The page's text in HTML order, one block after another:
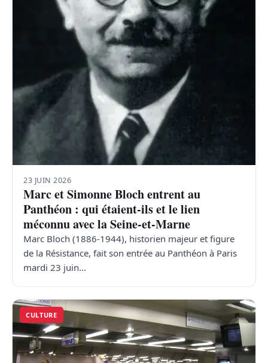
23 JUIN 2026
Marc et Simonne Bloch entrent au
Panthéon : qui étaient-ils et le lien
méconnu avec la Seine-et-Marne
Marc Bloch (1886-1944), historien majeur et figure
de la Résistance, fait son entrée au Panthéon à Paris
mardi 23 juin…
CULTURE